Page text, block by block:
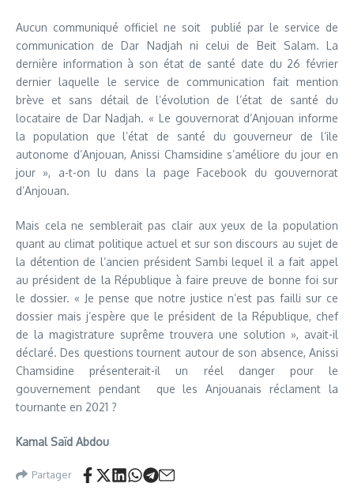
Aucun communiqué officiel ne soit publié par le service de
communication de Dar Nadjah ni celui de Beit Salam. La
dernière information à son état de santé date du 26 février
dernier laquelle le service de communication fait mention
brève et sans détail de l’évolution de l’état de santé du
locataire de Dar Nadjah. « Le gouvernorat d’Anjouan informe
la population que l’état de santé du gouverneur de l’ile
autonome d’Anjouan, Anissi Chamsidine s’améliore du jour en
jour », a-t-on lu dans la page Facebook du gouvernorat
d’Anjouan.
Mais cela ne semblerait pas clair aux yeux de la population
quant au climat politique actuel et sur son discours au sujet de
la détention de l’ancien président Sambi lequel il a fait appel
au président de la République à faire preuve de bonne foi sur
le dossier. « Je pense que notre justice n’est pas failli sur ce
dossier mais j’espère que le président de la République, chef
de la magistrature suprême trouvera une solution », avait-il
déclaré. Des questions tournent autour de son absence, Anissi
Chamsidine présenterait-il un réel danger pour le
gouvernement pendant que les Anjouanais réclament la
tournante en 2021 ?
Kamal Saïd Abdou
Partager